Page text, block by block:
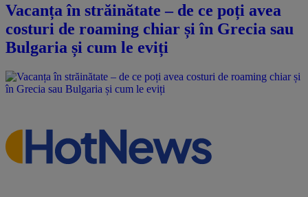
Vacanța în străinătate – de ce poți avea
costuri de roaming chiar și în Grecia sau
Bulgaria și cum le eviți